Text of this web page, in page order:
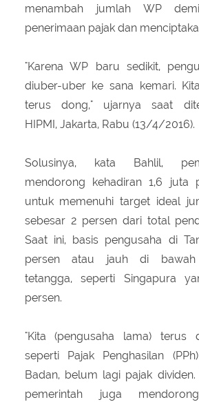
menambah jumlah WP
penerimaan pajak dan
"Karena WP baru sedikit,
diuber-uber ke sana kemari.
terus dong," ujarnya saat
HIPMI, Jakarta, Rabu (13/4/2016).
Solusinya, kata Bahlil,
mendorong kehadiran 1,6 juta
untuk memenuhi target ideal
sebesar 2 persen dari total
Saat ini, basis pengusaha di
persen atau jauh di bawah
tetangga, seperti Singapura
persen.
"Kita (pengusaha lama) terus
seperti Pajak Penghasilan
Badan, belum lagi pajak
pemerintah juga